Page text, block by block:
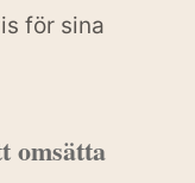
för sina
omsätta